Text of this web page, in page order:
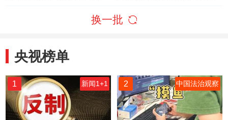
换一批
央视榜单
1 新闻1+1 2 中国法治观察